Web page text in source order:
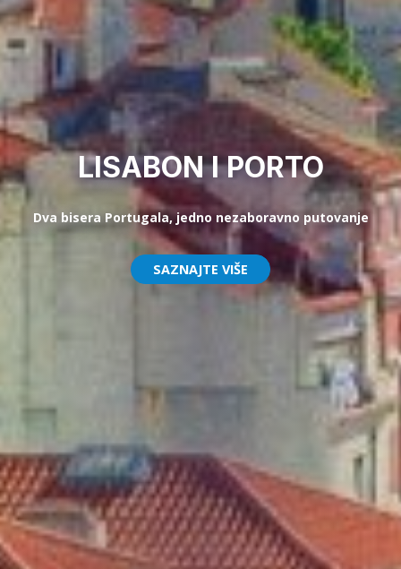
LISABON I PORTO
Dva bisera Portugala, jedno nezaboravno putovanje
SAZNAJTE VIŠE